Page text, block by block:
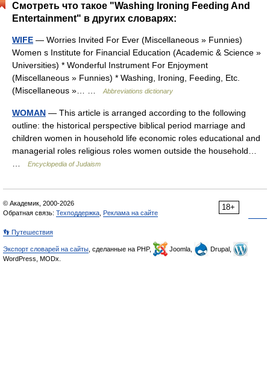
Смотреть что такое "Washing Ironing Feeding And
Entertainment" в других словарях:
WIFE — Worries Invited For Ever (Miscellaneous » Funnies)
Women s Institute for Financial Education (Academic & Science »
Universities) * Wonderful Instrument For Enjoyment
(Miscellaneous » Funnies) * Washing, Ironing, Feeding, Etc.
(Miscellaneous »… …
Abbreviations dictionary
WOMAN — This article is arranged according to the following
outline: the historical perspective biblical period marriage and
children women in household life economic roles educational and
managerial roles religious roles women outside the household…
Encyclopedia of Judaism
18+
© Академик, 2000-2026
Обратная связь: Техподдержка Реклама на сайте
👣 Путешествия
Экспорт словарей на сайты , сделанные на PHP, Joomla,
Drupal,
WordPress, MODx.